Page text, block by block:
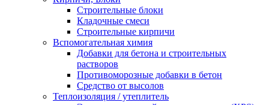
Строительные блоки
Кладочные смеси
Строительные кирпичи
Вспомогательная химия
Добавки для бетона и строительных
растворов
Противоморозные добавки в бетон
Средство от высолов
Теплоизоляция / утеплитель